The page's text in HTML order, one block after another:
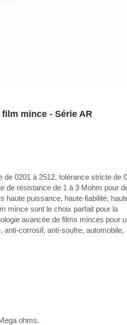
mince - Série AR
0201 à 2512, tolérance stricte de
de résistance de 1 à 3 Mohm pour
haute puissance, haute fiabilité,
mince sont le choix parfait pour la
avancée de films minces pour
anti-corrosif, anti-soufre, automobile,
ohms.